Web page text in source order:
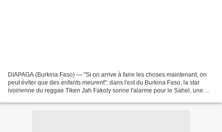
DIAPAGA (Burkina Faso) — "Si on arrive à faire les choses maintenant, on
peut éviter que des enfants meurent": dans l'est du Burkina Faso, la star
ivoirienne du reggae Tiken Jah Fakoly sonne l'alarme pour le Sahel, une